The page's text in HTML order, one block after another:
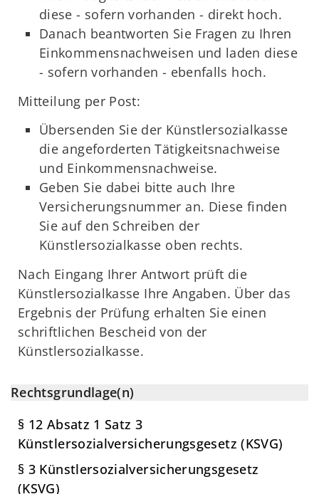
diese - sofern vorhanden - direkt hoch.
Danach beantworten Sie Fragen zu Ihren
Einkommensnachweisen und laden diese
- sofern vorhanden - ebenfalls hoch.
Mitteilung per Post:
Übersenden Sie der Künstlersozialkasse
die angeforderten Tätigkeitsnachweise
und Einkommensnachweise.
Geben Sie dabei bitte auch Ihre
Versicherungsnummer an. Diese finden
Sie auf den Schreiben der
Künstlersozialkasse oben rechts.
Nach Eingang Ihrer Antwort prüft die
Künstlersozialkasse Ihre Angaben. Über das
Ergebnis der Prüfung erhalten Sie einen
schriftlichen Bescheid von der
Künstlersozialkasse.
Rechtsgrundlage(n)
§ 12 Absatz 1 Satz 3
Künstlersozialversicherungsgesetz (KSVG)
§ 3 Künstlersozialversicherungsgesetz
(KSVG)